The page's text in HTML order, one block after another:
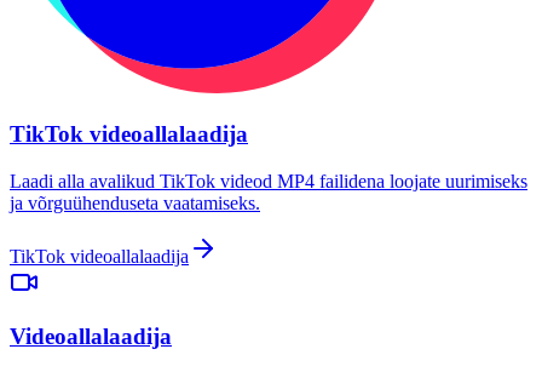
TikTok videoallalaadija
Laadi alla avalikud TikTok videod MP4 failidena loojate uurimiseks
ja võrguühenduseta vaatamiseks.
TikTok videoallalaadija
Videoallalaadija